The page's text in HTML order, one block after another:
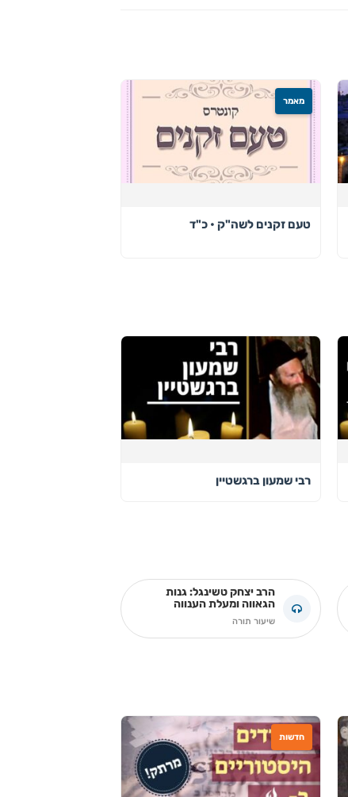
מאמר
טעם זקנים לשה"ק • כ"ד
רבי שמעון ברגשטיין
הרב יצחק טשינגל: גנות
הגאווה ומעלת הענווה
שיעור תורה
חדשות